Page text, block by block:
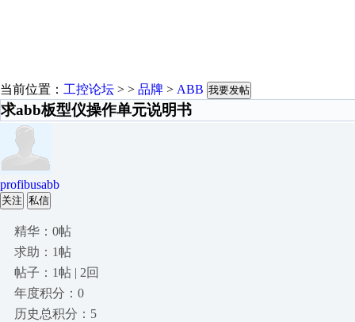
当前位置： 工控论坛 > > 品牌 > ABB 我要发帖
求abb板型仪操作单元说明书
profibusabb
关注 私信
精华：0帖
求助：1帖
帖子：1帖 | 2回
年度积分：0
历史总积分：5